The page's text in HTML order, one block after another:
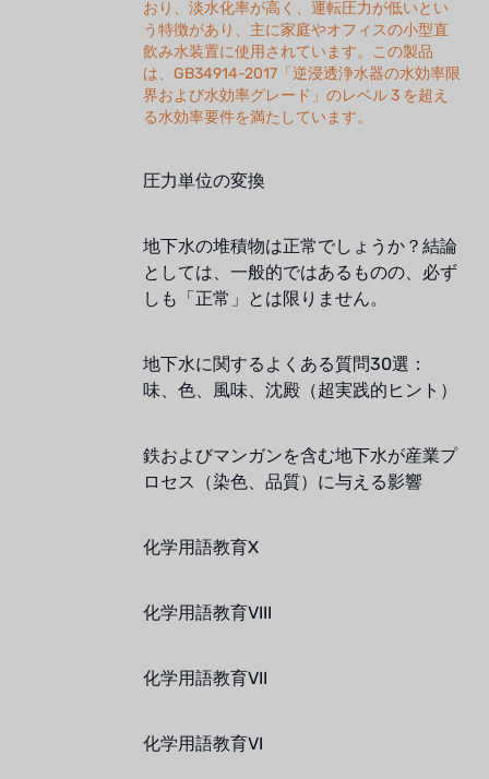
おり、淡水化率が高く、運転圧力が低いとい
う特徴があり、主に家庭やオフィスの小型直
飲み水装置に使用されています。この製品
は、GB34914-2017「逆浸透浄水器の水効率限
界および水効率グレード」のレベル 3 を超え
る水効率要件を満たしています。
圧力単位の変換
地下水の堆積物は正常でしょうか？結論
としては、一般的ではあるものの、必ず
しも「正常」とは限りません。
地下水に関するよくある質問30選：
味、色、風味、沈殿（超実践的ヒント）
鉄およびマンガンを含む地下水が産業プ
ロセス（染色、品質）に与える影響
化学用語教育X
化学用語教育VIII
化学用語教育VII
化学用語教育VI